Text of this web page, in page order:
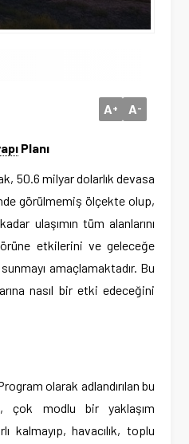
A+ A-
Planı
50.6 milyar dolarlık devasa
görülmemiş ölçekte olup,
ulaşımın tüm alanlarını
etkilerini ve geleceğe
amaçlamaktadır. Bu
nasıl bir etki edeceğini
olarak adlandırılan bu
çok modlu bir yaklaşım
kalmayıp, havacılık, toplu